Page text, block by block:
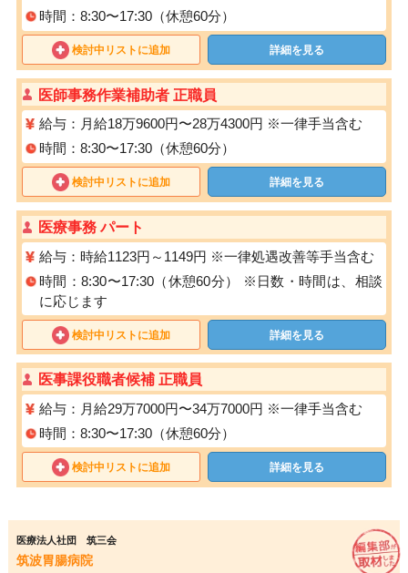
時間：8:30〜17:30（休憩60分）
検討中リストに追加 詳細を見る
医師事務作業補助者 正職員
給与：月給18万9600円〜28万4300円 ※一律手当含む
時間：8:30〜17:30（休憩60分）
検討中リストに追加 詳細を見る
医療事務 パート
給与：時給1123円～1149円 ※一律処遇改善等手当含む
時間：8:30〜17:30（休憩60分） ※日数・時間は、相談
に応じます
検討中リストに追加 詳細を見る
医事課役職者候補 正職員
給与：月給29万7000円〜34万7000円 ※一律手当含む
時間：8:30〜17:30（休憩60分）
検討中リストに追加 詳細を見る
医療法人社団 筑三会
筑波胃腸病院